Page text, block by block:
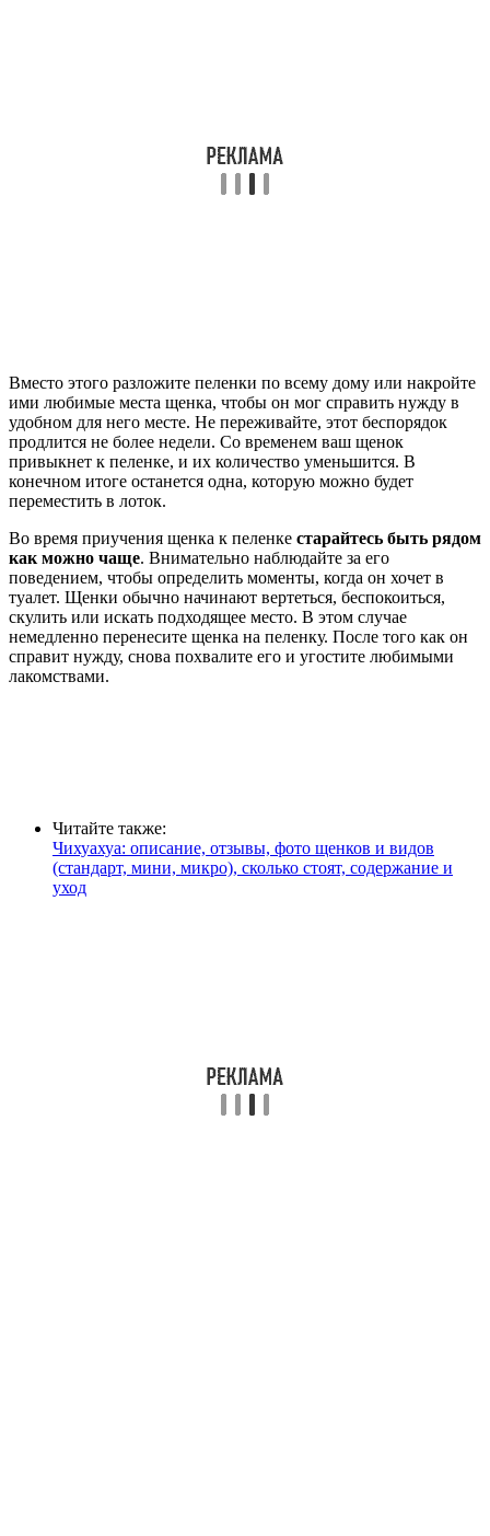
Вместо этого разложите пеленки по всему дому или накройте
ими любимые места щенка, чтобы он мог справить нужду в
удобном для него месте. Не переживайте, этот беспорядок
продлится не более недели. Со временем ваш щенок
привыкнет к пеленке, и их количество уменьшится. В
конечном итоге останется одна, которую можно будет
переместить в лоток.
Во время приучения щенка к пеленке старайтесь быть рядом
как можно чаще. Внимательно наблюдайте за его
поведением, чтобы определить моменты, когда он хочет в
туалет. Щенки обычно начинают вертеться, беспокоиться,
скулить или искать подходящее место. В этом случае
немедленно перенесите щенка на пеленку. После того как он
справит нужду, снова похвалите его и угостите любимыми
лакомствами.
Читайте также:
Чихуахуа: описание, отзывы, фото щенков и видов
(стандарт, мини, микро), сколько стоят, содержание и
уход